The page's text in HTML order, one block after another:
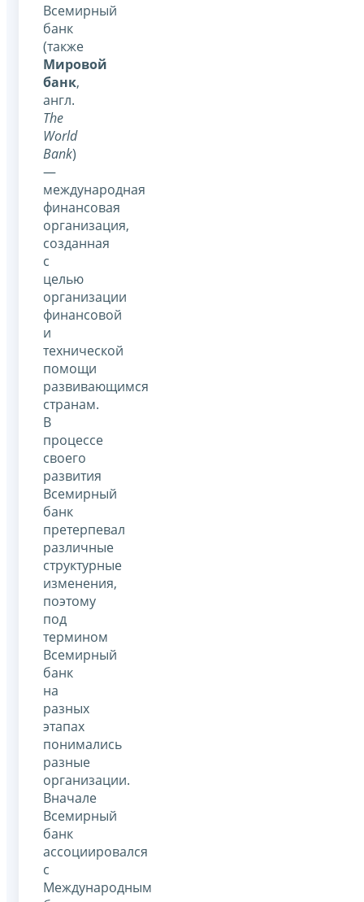
Всемирный
банк
(также
Мировой
банк,
англ.
The
World
Bank)
—
международная
финансовая
организация,
созданная
с
целью
организации
финансовой
и
технической
помощи
развивающимся
странам.
В
процессе
своего
развития
Всемирный
банк
претерпевал
различные
структурные
изменения,
поэтому
под
термином
Всемирный
банк
на
разных
этапах
понимались
разные
организации.
Вначале
Всемирный
банк
ассоциировался
с
Международным